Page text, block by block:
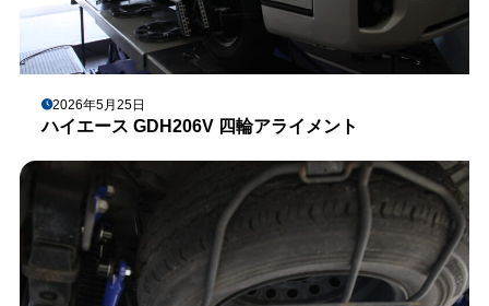
2026年5月25日
ハイエース GDH206V 四輪アライメント